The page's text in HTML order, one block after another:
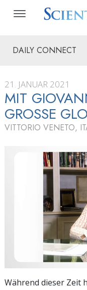
DAILY CONNECT
21. JANUAR 2021
MIT
GROSSE
VITTORIO VENETO,
Während dieser Zeit